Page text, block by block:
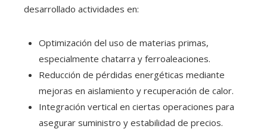
desarrollado actividades en:
Optimización del uso de materias primas,
especialmente chatarra y ferroaleaciones.
Reducción de pérdidas energéticas mediante
mejoras en aislamiento y recuperación de calor.
Integración vertical en ciertas operaciones para
asegurar suministro y estabilidad de precios.